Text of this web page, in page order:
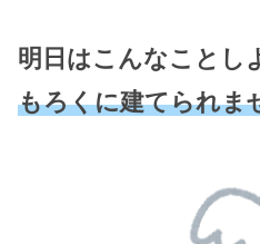
明日はこんなことし
もろくに建てられま